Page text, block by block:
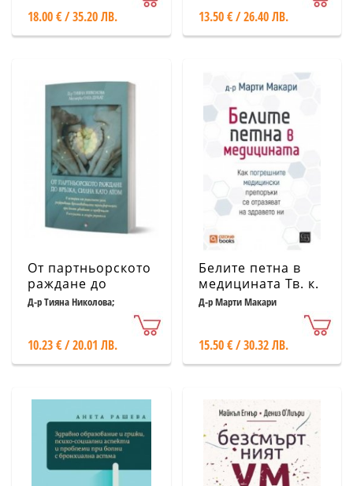
18.00 € / 35.20 ЛВ. 13.50 € / 26.40 ЛВ.
От партньорското
раждане до
връзка, силна
Д-р Тияна Николова;
10.23 € / 20.01 ЛВ.
Белите петна в
медицината Тв. к.
Д-р Марти Макари
15.50 € / 30.32 ЛВ.